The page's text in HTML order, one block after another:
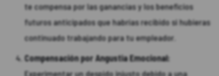
te compensa por las ganancias y los beneficios
futuros anticipados que habrías recibido si hubieras
continuado trabajando para tu empleador.
Compensación por Angustia Emocional:
Experimentar un despido injusto debido a una